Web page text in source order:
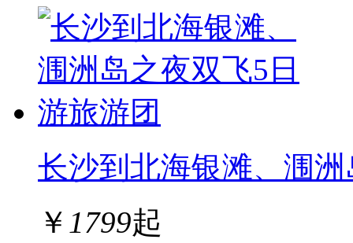
长沙到北海银滩、涠
￥ 1799起